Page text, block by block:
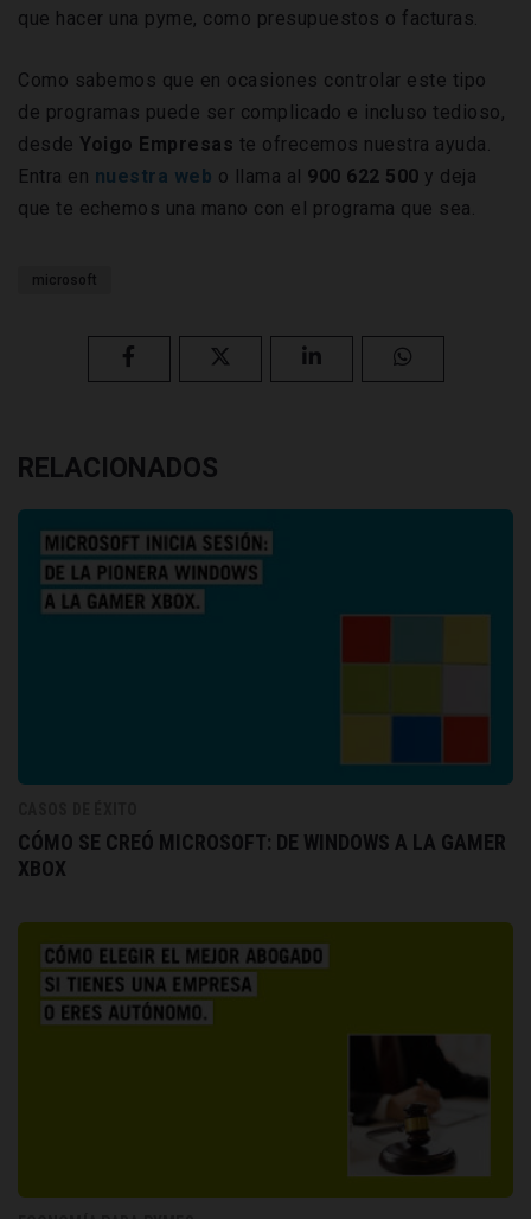
que hacer una pyme, como presupuestos o facturas.
Como sabemos que en ocasiones controlar este tipo
de programas puede ser complicado e incluso tedioso,
desde Yoigo Empresas te ofrecemos nuestra ayuda.
Entra en nuestra web o llama al 900 622 500 y deja
que te echemos una mano con el programa que sea.
microsoft
RELACIONADOS
CÓMO SE CREÓ MICROSOFT: DE WINDOWS A LA GAMER
XBOX